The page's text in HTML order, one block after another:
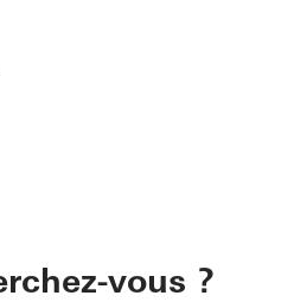
vous ?